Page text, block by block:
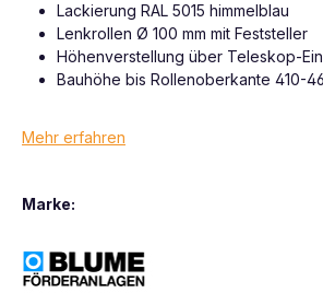
Lackierung RAL 5015 himmelblau
Lenkrollen Ø 100 mm mit Feststeller
Höhenverstellung über Teleskop-
Bauhöhe bis Rollenoberkante 410-
Mehr erfahren
Marke: